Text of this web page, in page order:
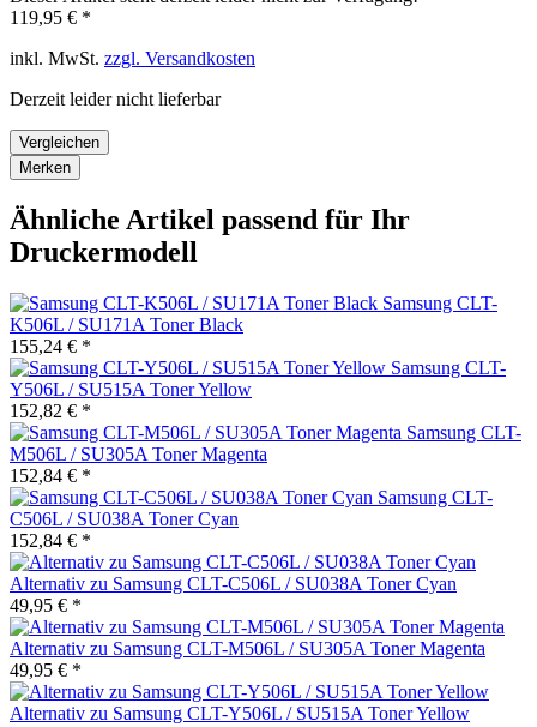
119,95 € *
inkl. MwSt. zzgl. Versandkosten
Derzeit leider nicht lieferbar
Vergleichen
Merken
Ähnliche Artikel passend für Ihr
Druckermodell
Samsung CLT-
K506L / SU171A Toner Black
155,24 € *
Samsung CLT-
Y506L / SU515A Toner Yellow
152,82 € *
Samsung CLT-
M506L / SU305A Toner Magenta
152,84 € *
Samsung CLT-
C506L / SU038A Toner Cyan
152,84 € *
Alternativ zu Samsung CLT-C506L / SU038A Toner Cyan
49,95 € *
Alternativ zu Samsung CLT-M506L / SU305A Toner Magenta
49,95 € *
Alternativ zu Samsung CLT-Y506L / SU515A Toner Yellow